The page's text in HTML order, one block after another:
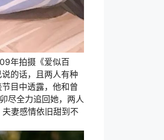
年拍摄《爱似百
的话，且两人有种
目中透露，他和曾
尽全力追回她，两人
妻感情依旧甜到不